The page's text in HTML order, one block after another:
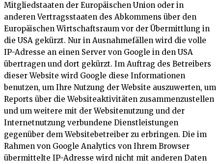
Mitgliedstaaten der Europäischen Union oder in
anderen Vertragsstaaten des Abkommens über den
Europäischen Wirtschaftsraum vor der Übermittlung in
die USA gekürzt. Nur in Ausnahmefällen wird die volle
IP-Adresse an einen Server von Google in den USA
übertragen und dort gekürzt. Im Auftrag des Betreibers
dieser Website wird Google diese Informationen
benutzen, um Ihre Nutzung der Website auszuwerten, um
Reports über die Websiteaktivitäten zusammenzustellen
und um weitere mit der Websitenutzung und der
Internetnutzung verbundene Dienstleistungen
gegenüber dem Websitebetreiber zu erbringen. Die im
Rahmen von Google Analytics von Ihrem Browser
übermittelte IP-Adresse wird nicht mit anderen Daten